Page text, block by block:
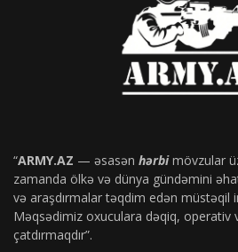
“ARMY.AZ — əsasən hərbimövzular
zamanda ölkə və dünya gündəmini
və araşdırmalar təqdim edən müstəqil
Məqsədimiz oxuculara dəqiq, operativ
çatdırmaqdır”.